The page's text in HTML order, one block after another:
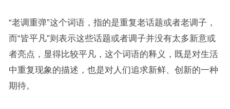
“老调重弹”这个词语，指的是重复老话题或者老调子，
而“皆平凡”则表示这些话题或者调子并没有太多新意或
者亮点，显得比较平凡，这个词语的释义，既是对生活
中重复现象的描述，也是对人们追求新鲜、创新的一种
期待。